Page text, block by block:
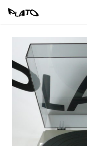
Home
Inkoop
Verkoop
Afbeeldingen